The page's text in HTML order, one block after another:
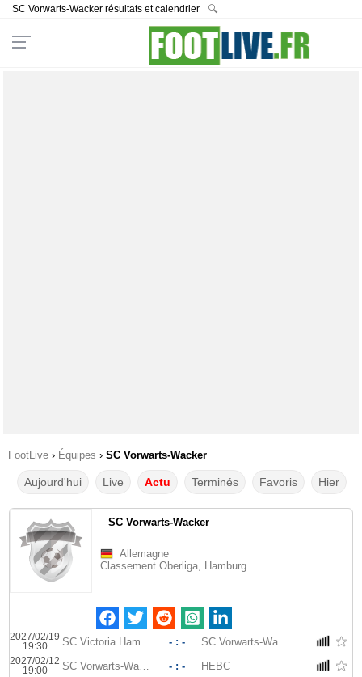
SC Vorwarts-Wacker résultats et calendrier 🔍
FootLive › Équipes › SC Vorwarts-Wacker
Aujourd'hui Live Actu Terminés Favoris Hier
SC Vorwarts-Wacker
Allemagne
Classement Oberliga, Hamburg
2027/02/19
19:30
SC Victoria Hamburg - : - SC Vorwarts-Wacker
2027/02/12
19:00
SC Vorwarts-Wacker - : - HEBC